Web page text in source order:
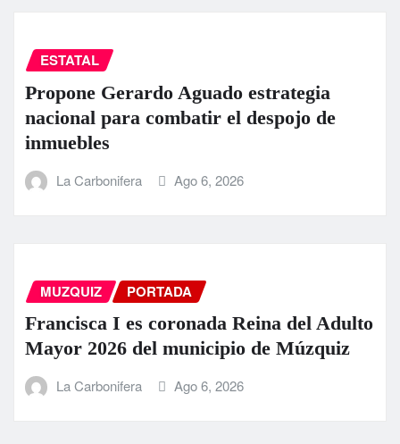
ESTATAL
Propone Gerardo Aguado estrategia
nacional para combatir el despojo de
inmuebles
La Carbonifera Ago 6, 2026
MUZQUIZ PORTADA
Francisca I es coronada Reina del Adulto
Mayor 2026 del municipio de Múzquiz
La Carbonifera Ago 6, 2026